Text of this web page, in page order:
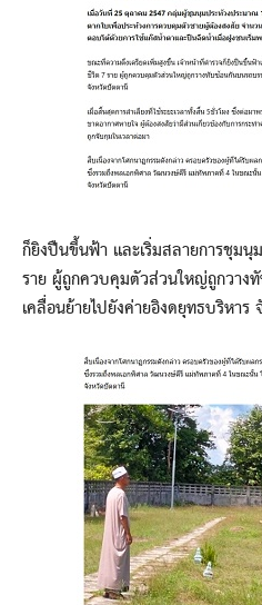
ก็ยิงปืนขึ้นฟ้า และเริ่มสลายการชุม
ราย ผู้ถูกควบคุมตัวส่วนใหญ่ถูกวาง
เคลื่อนย้ายไปยังค่ายอิงดยุทธบริหา